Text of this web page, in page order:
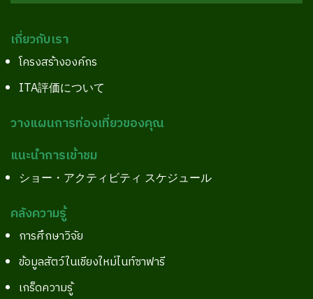
เกี่ยวกับเรา
โครงสร้างองค์กร
ITA評価について
วางแผนการท่องเที่ยวของคุณ
แนะนำการเข้าชม
ショー・アクティビティ スケジュール
คลังความรู้
การศึกษาวิจัย
ข้อมูลสัตว์ในเชียงใหม่ไนท์ซาฟารี
เกร็ดความรู้